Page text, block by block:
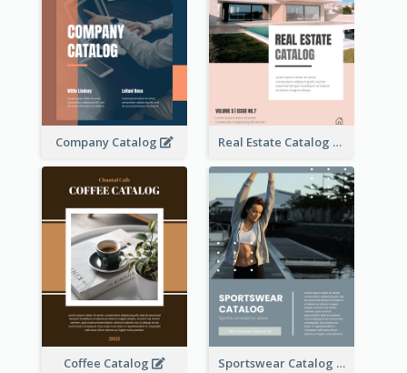
Company Catalog Real Estate Catalog
Coffee Catalog Sportswear Catalog